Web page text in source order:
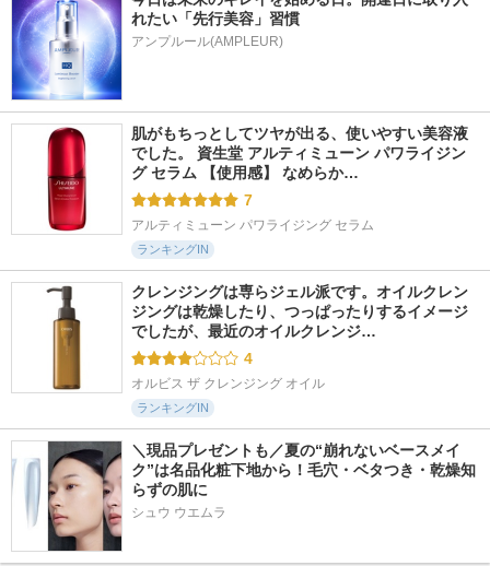
れたい「先行美容」習慣
アンプルール(AMPLEUR)
肌がもちっとしてツヤが出る、使いやすい美容液
でした。 資生堂 アルティミューン パワライジン
グ セラム 【使用感】 なめらか…
7
アルティミューン パワライジング セラム
ランキングIN
クレンジングは専らジェル派です。オイルクレン
ジングは乾燥したり、つっぱったりするイメージ
でしたが、最近のオイルクレンジ…
4
オルビス ザ クレンジング オイル
ランキングIN
＼現品プレゼントも／夏の“崩れないベースメイ
ク”は名品化粧下地から！毛穴・ベタつき・乾燥知
らずの肌に
シュウ ウエムラ